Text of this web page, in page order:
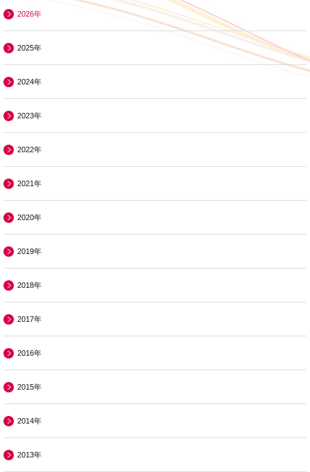
2026年
2025年
2024年
2023年
2022年
2021年
2020年
2019年
2018年
2017年
2016年
2015年
2014年
2013年